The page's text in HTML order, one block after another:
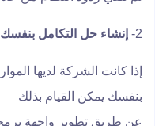
2- إنشاء حل التكامل بنفسك
إذا كانت الشركة لديها
بنفسك يمكن القيام بذلك